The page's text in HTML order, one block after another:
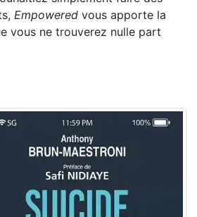
Empowered vous apporte la
vous ne trouverez nulle part